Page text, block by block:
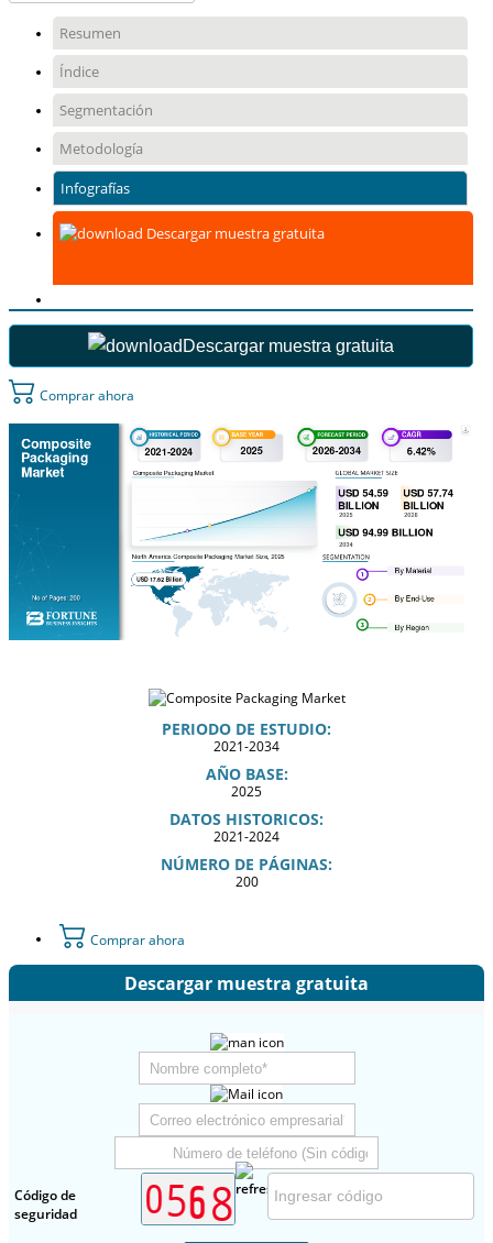
Resumen
Índice
Segmentación
Metodología
Infografías
Descargar muestra gratuita
Descargar muestra gratuita
Comprar ahora
PERIODO DE ESTUDIO:
2021-2034
AÑO BASE:
2025
DATOS HISTORICOS:
2021-2024
NÚMERO DE PÁGINAS:
200
Comprar ahora
Descargar muestra gratuita
Código de
seguridad